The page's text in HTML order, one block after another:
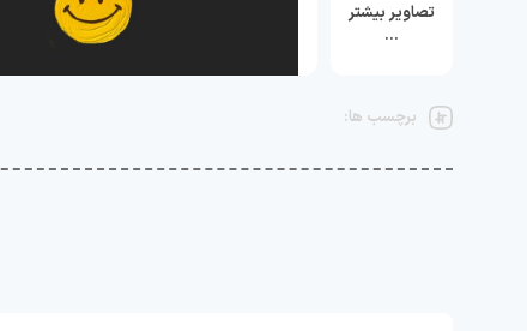
تصاویر بیشتر
…
برچسب ها: